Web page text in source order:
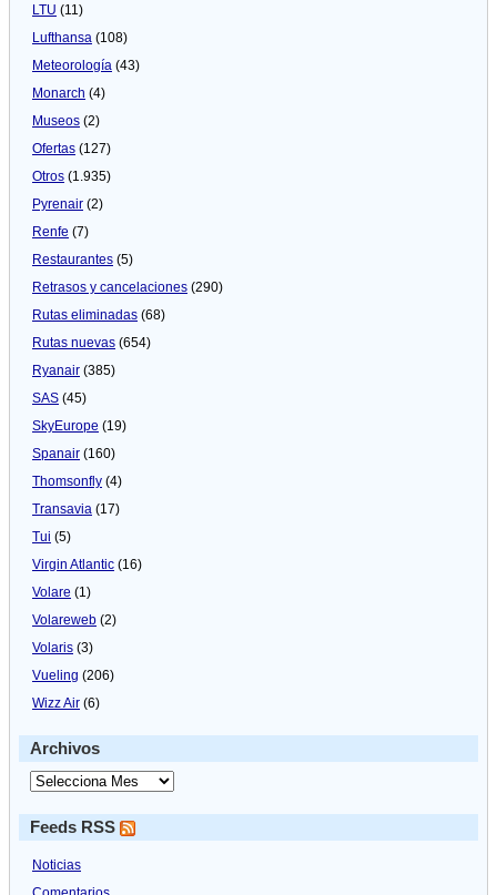
LTU (11)
Lufthansa (108)
Meteorologí­a (43)
Monarch (4)
Museos (2)
Ofertas (127)
Otros (1.935)
Pyrenair (2)
Renfe (7)
Restaurantes (5)
Retrasos y cancelaciones (290)
Rutas eliminadas (68)
Rutas nuevas (654)
Ryanair (385)
SAS (45)
SkyEurope (19)
Spanair (160)
Thomsonfly (4)
Transavia (17)
Tui (5)
Virgin Atlantic (16)
Volare (1)
Volareweb (2)
Volaris (3)
Vueling (206)
Wizz Air (6)
Archivos
Feeds RSS
Noticias